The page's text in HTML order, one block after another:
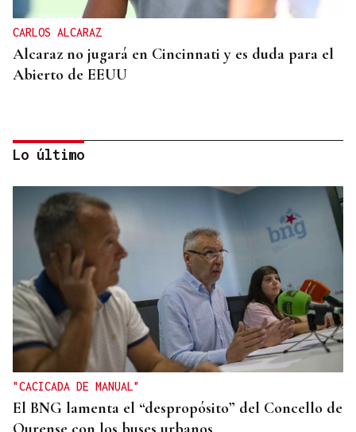
CARLOS ALCARAZ
Alcaraz no jugará en Cincinnati y es duda para el
Abierto de EEUU
SUSTITUTO DEL OURENSANO
Vázquez Alvite, nuevo presidente del Comité
Técnico en Galicia
Lo último
"CACICADA DE MANUAL"
El BNG lamenta el “despropósito” del Concello de